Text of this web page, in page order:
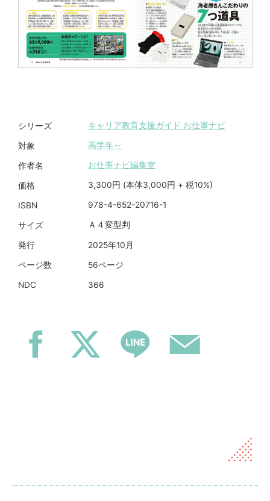
シリーズ キャリア教育支援ガイド お仕事ナビ
対象 高学年～
作者名 お仕事ナビ編集室
価格 3,300円 (本体3,000円 + 税10%)
ISBN 978-4-652-20716-1
サイズ Ａ４変型判
発行 2025年10月
ページ数 56ページ
NDC 366